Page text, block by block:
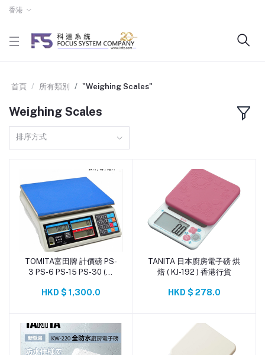
香港
首頁 所有類別 "Weighing Scales"
Weighing Scales
排序方式
添加到購物車
TOMITA富田牌 計價磅 PS-
3 PS-6 PS-15 PS-30 (串
HKD $ 1,300.0
添加到購物車
TANITA 日本廚房電子磅 烘
焙 ( KJ-192 ) 香港行貨
HKD $ 278.0